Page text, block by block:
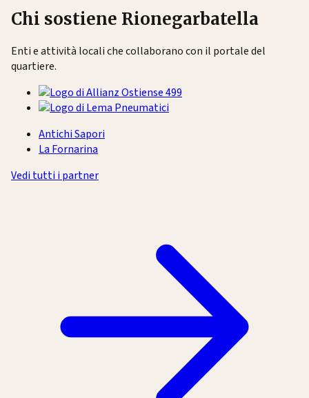
Chi sostiene Rionegarbatella
Enti e attività locali che collaborano con il portale del
quartiere.
Antichi Sapori
La Fornarina
Vedi tutti i partner